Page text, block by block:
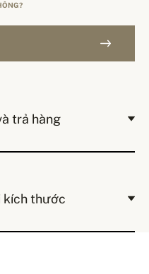
trả hàng
kích thước